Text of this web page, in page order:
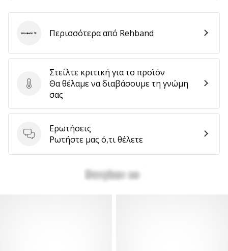
Στείλτε κριτική για το προϊόν
Στείλτε κριτική για το προϊόν
Θα θέλαμε να διαβάσουμε τη γνώμη
σας
Ερωτήσεις
Ερωτήσεις
Ρωτήστε μας ό,τι θέλετε
RehbandΠερισσότερα από Rehband